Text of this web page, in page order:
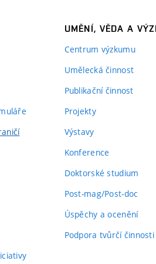
UMĚNÍ, VĚDA A
Centrum výzkumu
Umělecká činnost
Publikační činnost
Projekty
Výstavy
Konference
Doktorské studium
Post-mag/Post-doc
Úspěchy a ocenění
Podpora tvůrčí činnosti